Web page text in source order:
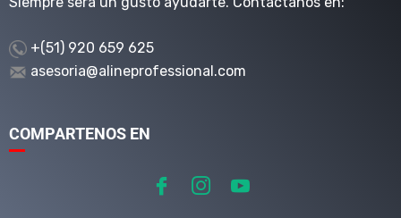
+(51) 920 659 625
asesoria@alineprofessional.com
COMPARTENOS EN